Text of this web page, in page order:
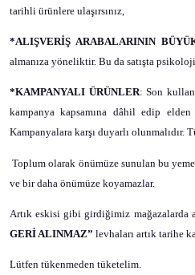
tarihli ürünlere ulaşırsınız,
*ALIŞVERİŞ ARABALARININ
almanıza yöneliktir. Bu da satışta
*KAMPANYALI ÜRÜNLER: Son
kampanya kapsamına dâhil edip
Kampanyalara karşı duyarlı olunmalıdır.
Toplum olarak önümüze sunulan bu
ve bir daha önümüze koyamazlar.
Artık eskisi gibi girdiğimiz mağazalarda
GERİ ALINMAZ” levhaları artık tarihe
Lütfen tükenmeden tüketelim.